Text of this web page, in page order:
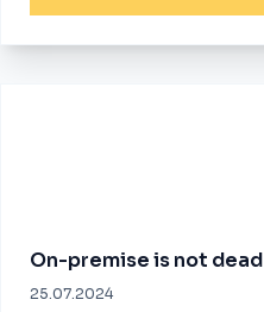
On-premise is not dead
25.07.2024